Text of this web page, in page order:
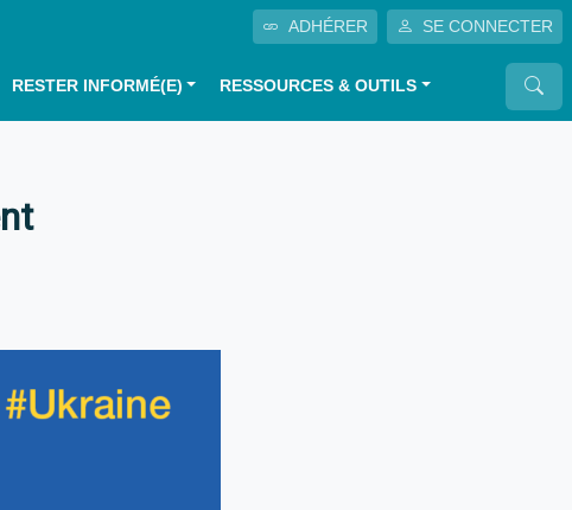
ADHÉRER SE CONNECTER
RESTER INFORMÉ(E) RESSOURCES & OUTILS